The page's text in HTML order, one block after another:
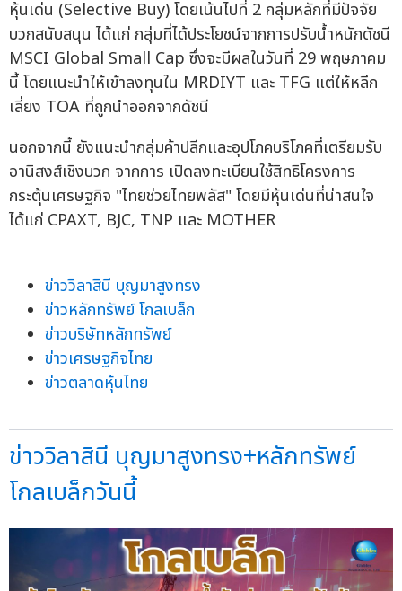
หุ้นเด่น (Selective Buy) โดยเน้นไปที่ 2 กลุ่มหลักที่มีปัจจัย
บวกสนับสนุน ได้แก่ กลุ่มที่ได้ประโยชน์จากการปรับน้ำหนักดัชนี
MSCI Global Small Cap ซึ่งจะมีผลในวันที่ 29 พฤษภาคม
นี้ โดยแนะนำให้เข้าลงทุนใน MRDIYT และ TFG แต่ให้หลีก
เลี่ยง TOA ที่ถูกนำออกจากดัชนี
นอกจากนี้ ยังแนะนำกลุ่มค้าปลีกและอุปโภคบริโภคที่เตรียมรับ
อานิสงส์เชิงบวก จากการ เปิดลงทะเบียนใช้สิทธิโครงการ
กระตุ้นเศรษฐกิจ "ไทยช่วยไทยพลัส" โดยมีหุ้นเด่นที่น่าสนใจ
ได้แก่ CPAXT, BJC, TNP และ MOTHER
ข่าววิลาสินี บุญมาสูงทรง
ข่าวหลักทรัพย์ โกลเบล็ก
ข่าวบริษัทหลักทรัพย์
ข่าวเศรษฐกิจไทย
ข่าวตลาดหุ้นไทย
ข่าววิลาสินี บุญมาสูงทรง+หลักทรัพย์
โกลเบล็กวันนี้